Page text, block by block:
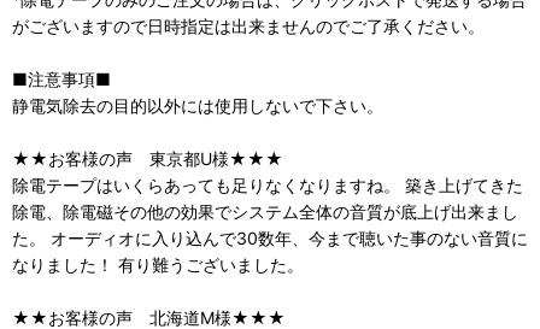
がございますので日時指定は出来ませんのでご了承ください。
■注意事項■
静電気除去の目的以外には使用しないで下さい。
★★お客様の声 東京都U様★★★
除電テープはいくらあっても足りなくなりますね。 築き上げてきた
除電、除電磁その他の効果でシステム全体の音質が底上げ出来まし
た。 オーディオに入り込んで30数年、今まで聴いた事のない音質に
なりました！ 有り難うございました。
★★お客様の声 北海道M様★★★